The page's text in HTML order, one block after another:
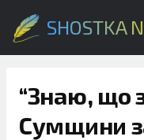
SHOSTKA
“Знаю, що
Сумщини